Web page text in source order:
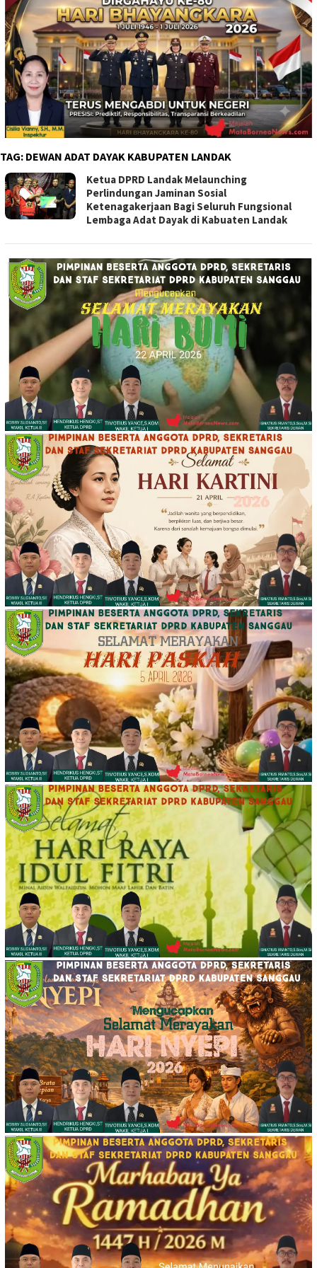
TAG: DEWAN ADAT DAYAK KABUPATEN LANDAK
Ketua DPRD Landak Melaunching
Perlindungan Jaminan Sosial
Ketenagakerjaan Bagi Seluruh Fungsional
Lembaga Adat Dayak di Kabuaten Landak